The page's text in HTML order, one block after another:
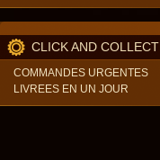
CLICK AND COLLECT
COMMANDES URGENTES
LIVREES EN UN JOUR